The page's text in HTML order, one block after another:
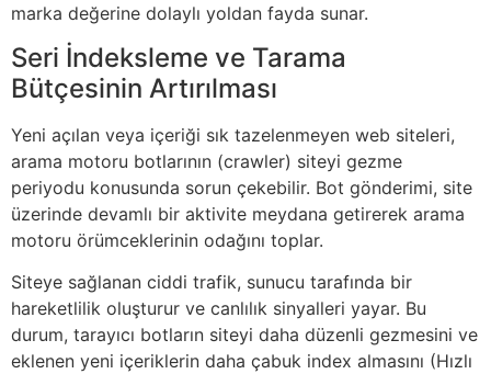
marka değerine dolaylı yoldan fayda sunar.
Seri İndeksleme ve Tarama
Bütçesinin Artırılması
Yeni açılan veya içeriği sık tazelenmeyen web siteleri,
arama motoru botlarının (crawler) siteyi gezme
periyodu konusunda sorun çekebilir. Bot gönderimi, site
üzerinde devamlı bir aktivite meydana getirerek arama
motoru örümceklerinin odağını toplar.
Siteye sağlanan ciddi trafik, sunucu tarafında bir
hareketlilik oluşturur ve canlılık sinyalleri yayar. Bu
durum, tarayıcı botların siteyi daha düzenli gezmesini ve
eklenen yeni içeriklerin daha çabuk index almasını (Hızlı